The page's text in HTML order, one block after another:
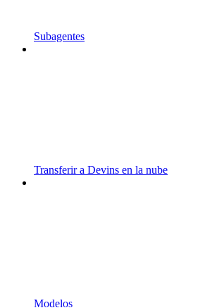
Subagentes
Transferir a Devins en la nube
Modelos